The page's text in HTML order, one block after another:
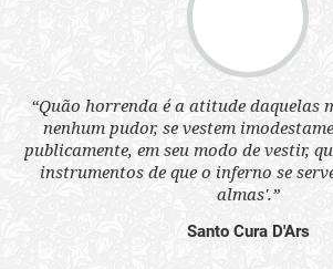
“Quão horrenda é a atitude daquelas
nenhum pudor, se vestem
publicamente, em seu modo de vestir,
instrumentos de que o inferno se
almas'.”
Santo Cura D'Ars